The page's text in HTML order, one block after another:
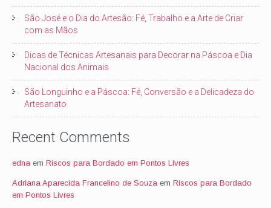
São José e o Dia do Artesão: Fé, Trabalho e a Arte de Criar
com as Mãos
Dicas de Técnicas Artesanais para Decorar na Páscoa e Dia
Nacional dos Animais
São Longuinho e a Páscoa: Fé, Conversão e a Delicadeza do
Artesanato
Recent Comments
edna em Riscos para Bordado em Pontos Livres
Adriana Aparecida Francelino de Souza em Riscos para Bordado
em Pontos Livres